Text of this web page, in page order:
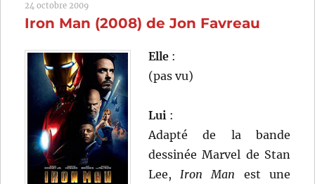
de
Favreau
24 octobre 2009
Iron Man (2008) de Jon Favreau
Elle :
(pas vu)
Lui :
Adapté de la bande
dessinée Marvel de Stan
Lee,Iron Man est une